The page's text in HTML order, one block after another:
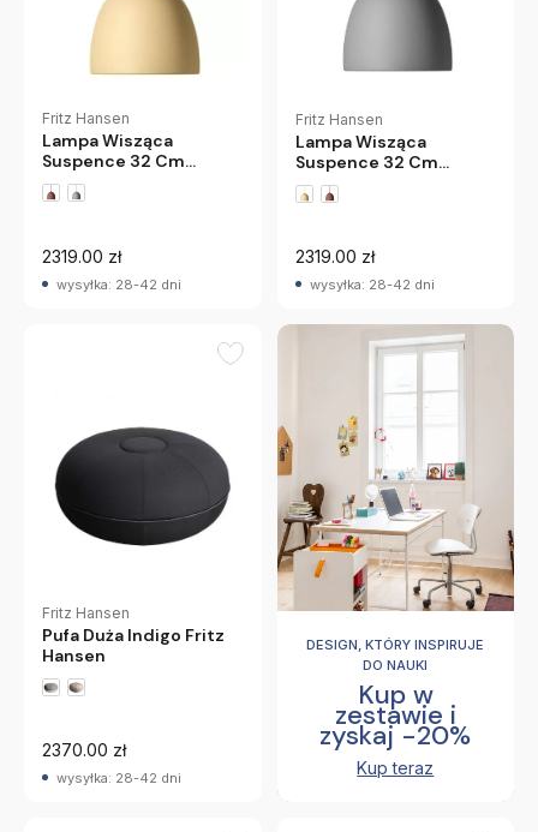
Fritz Hansen
Lampa Wisząca
Suspence 32 Cm
Perłowa Fritz Hansen
2319.00 zł
wysyłka: 28-42 dni
Fritz Hansen
Lampa Wisząca
Suspence 32 Cm
Jasnoszara Fritz
Hansen
2319.00 zł
wysyłka: 28-42 dni
Fritz Hansen
Pufa Duża Indigo Fritz
Hansen
2370.00 zł
wysyłka: 28-42 dni
DESIGN, KTÓRY INSPIRUJE
DO NAUKI
Kup w
zestawie i
zyskaj -20%
Kup teraz